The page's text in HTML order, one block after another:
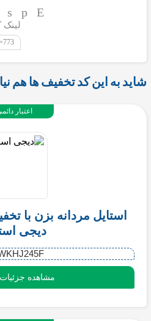
لینک
شاید به این کد تخفیف ها هم
دیجی
مشاهده
اعتبار